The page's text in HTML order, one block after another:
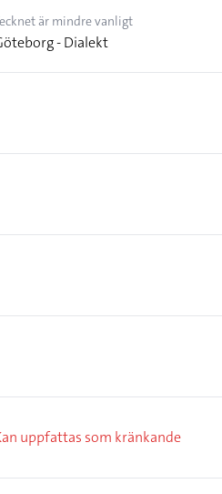
är mindre vanligt
- Dialekt
uppfattas som kränkande